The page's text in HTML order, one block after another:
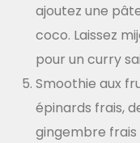
ajoutez une
coco. Laissez
pour un curry
Smoothie aux
épinards frais,
gingembre frais